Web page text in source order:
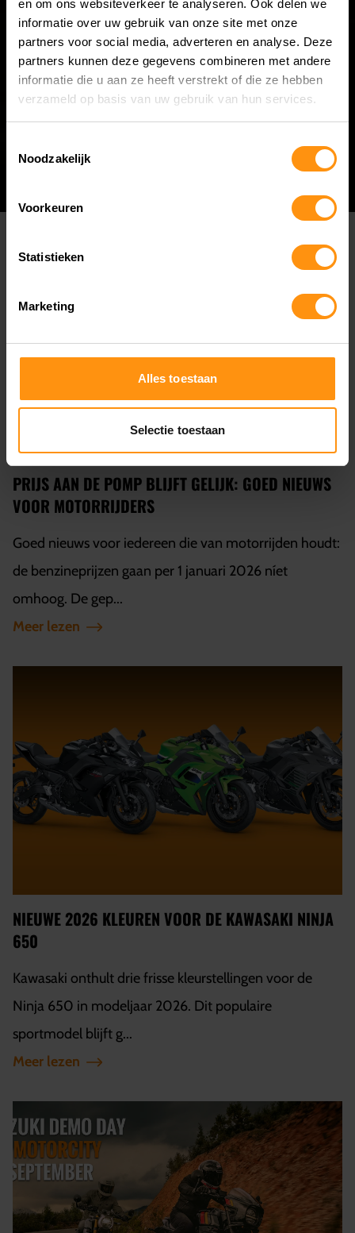
en om ons websiteverkeer te analyseren. Ook delen we
informatie over uw gebruik van onze site met onze
partners voor social media, adverteren en analyse. Deze
partners kunnen deze gegevens combineren met andere
informatie die u aan ze heeft verstrekt of die ze hebben
verzameld op basis van uw gebruik van hun services.
Noodzakelijk
Voorkeuren
Statistieken
Marketing
Alles toestaan
Selectie toestaan
MOTOR
PRIJS AAN DE POMP BLIJFT GELIJK: GOED NIEUWS
VOOR MOTORRIJDERS
Goed nieuws voor iedereen die van motorrijden houdt:
de benzineprijzen gaan per 1 januari 2026 níet
omhoog. De gep...
Meer lezen
NIEUWE 2026 KLEUREN VOOR DE KAWASAKI NINJA
650
Kawasaki onthult drie frisse kleurstellingen voor de
Ninja 650 in modeljaar 2026. Dit populaire
sportmodel blijft g...
Meer lezen